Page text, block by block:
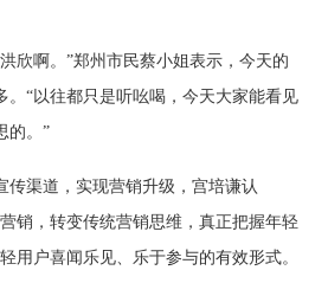
啊。”郑州市民蔡小姐表示，今天的
“以往都只是听吆喝，今天大家能看见
的。”
渠道，实现营销升级，宫培谦认
销，转变传统营销思维，真正把握年轻
用户喜闻乐见、乐于参与的有效形式。